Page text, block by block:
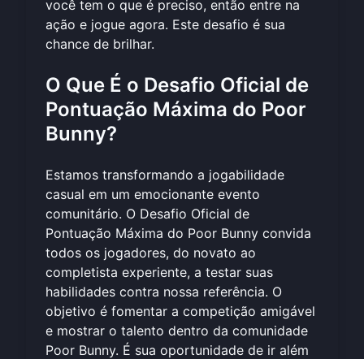
você tem o que é preciso, então entre na
ação e jogue agora. Este desafio é sua
chance de brilhar.
O Que É o Desafio Oficial de
Pontuação Máxima do Poor
Bunny?
Estamos transformando a jogabilidade
casual em um emocionante evento
comunitário. O Desafio Oficial de
Pontuação Máxima do Poor Bunny convida
todos os jogadores, do novato ao
completista experiente, a testar suas
habilidades contra nossa referência. O
objetivo é fomentar a competição amigável
e mostrar o talento dentro da comunidade
Poor Bunny. É sua oportunidade de ir além